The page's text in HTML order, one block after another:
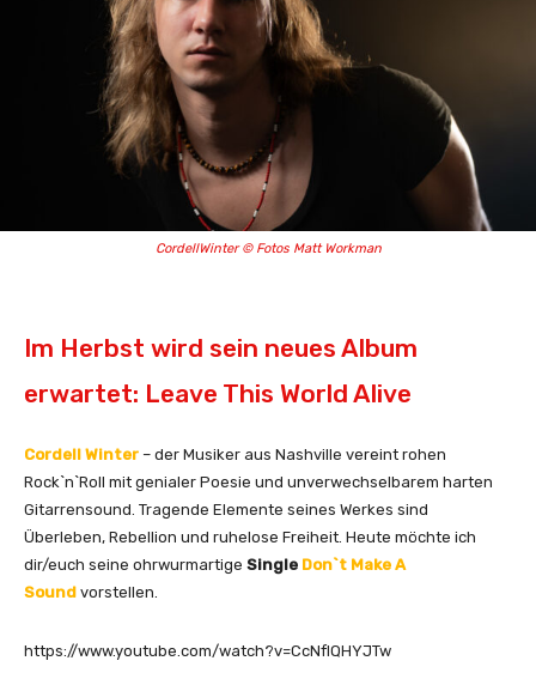
CordellWinter © Fotos Matt Workman
Im Herbst wird sein neues Album
erwartet: Leave This World Alive
Cordell Winter – der Musiker aus Nashville vereint rohen
Rock`n`Roll mit genialer Poesie und unverwechselbarem harten
Gitarrensound. Tragende Elemente seines Werkes sind
Überleben, Rebellion und ruhelose Freiheit. Heute möchte ich
dir/euch seine ohrwurmartige Single Don`t Make A
Sound vorstellen.
https://www.youtube.com/watch?v=CcNfIQHYJTw